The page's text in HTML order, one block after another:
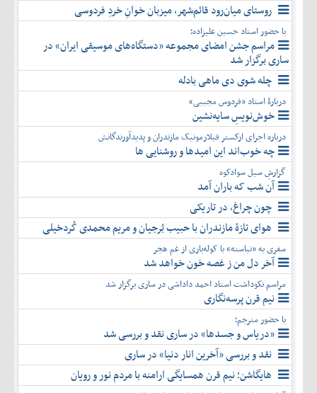
روستای میان‌رود قائم‌شهر، میزبان خوانِ خردِ فردوسی
با حضور استاد حسین علیزاده؛
مراسم جشن امضای مجموعه «دستگاه‌های موسیقی ایران» در
ساری برگزار شد
چله شوی دی ماهی بادله
دربارۀ استاد «فردوس مجیبی»
خوش‌نویسِ سایه‌نشین
درباره اجرای ارکستر فیلارمونیک مازندران و پدیدآورندگانش
چه خوب‌اند این امیدها و روشنایی ها
گزارشِ سیل سوادکوه
آن شب که باران آمد
چون چراغ، در تاریکی
هوای تازۀ مازندران با حبیب بُرجیان و مریم محمدی کُردخیلی
سفری به «نیاسته» با کوله‌باری از غم هجر
آخر دل من ز غصه خون خواهد شد
مراسم نکوداشت استاد احمد داداشی در ساری برگزار شد
نیم قرن پرسه‌نگاری
با حضور مترجم؛
«دریاس و جسدها» در ساری نقد و بررسی شد
نقد و بررسی «آخرین انار دنیا» در ساری
هایگاشن؛ نیم قرن همسایگی ارامنه با مردم نور و رویان